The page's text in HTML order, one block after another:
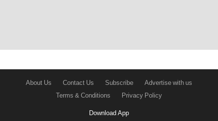
About Us Contact Us Subscribe
Advertise with us
Terms & Conditions
Privacy Policy
Download App